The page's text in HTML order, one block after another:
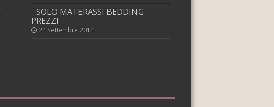
SOLO MATERASSI BEDDING
PREZZI
24 Settembre 2014